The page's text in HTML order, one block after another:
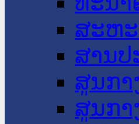
ສະຫ
ສານ
ສູນກ
ສູນກາ